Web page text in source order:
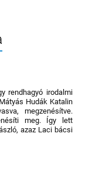
rendhagyó irodalmi
Hudák Katalin
megzenésítve.
meg. Így lett
azaz Laci bácsi